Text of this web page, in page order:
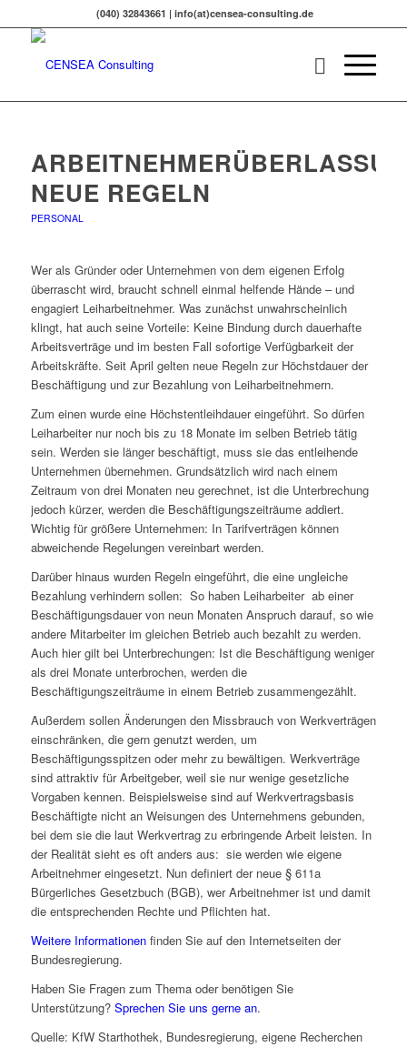
(040) 32843661 | info(at)censea-consulting.de
NEUE REGELN
PERSONAL
Wer als Gründer oder Unternehmen von dem eigenen Erfolg
überrascht wird, braucht schnell einmal helfende Hände – und
engagiert Leiharbeitnehmer. Was zunächst unwahrscheinlich
klingt, hat auch seine Vorteile: Keine Bindung durch dauerhafte
Arbeitsverträge und im besten Fall sofortige Verfügbarkeit der
Arbeitskräfte. Seit April gelten neue Regeln zur Höchstdauer der
Beschäftigung und zur Bezahlung von Leiharbeitnehmern.
Zum einen wurde eine Höchstentleihdauer eingeführt. So dürfen
Leiharbeiter nur noch bis zu 18 Monate im selben Betrieb tätig
sein. Werden sie länger beschäftigt, muss sie das entleihende
Unternehmen übernehmen. Grundsätzlich wird nach einem
Zeitraum von drei Monaten neu gerechnet, ist die Unterbrechung
jedoch kürzer, werden die Beschäftigungszeiträume addiert.
Wichtig für größere Unternehmen: In Tarifverträgen können
abweichende Regelungen vereinbart werden.
Darüber hinaus wurden Regeln eingeführt, die eine ungleiche
Bezahlung verhindern sollen: So haben Leiharbeiter ab einer
Beschäftigungsdauer von neun Monaten Anspruch darauf, so wie
andere Mitarbeiter im gleichen Betrieb auch bezahlt zu werden.
Auch hier gilt bei Unterbrechungen: Ist die Beschäftigung weniger
als drei Monate unterbrochen, werden die
Beschäftigungszeiträume in einem Betrieb zusammengezählt.
Außerdem sollen Änderungen den Missbrauch von Werkverträgen
einschränken, die gern genutzt werden, um
Beschäftigungsspitzen oder mehr zu bewältigen. Werkverträge
sind attraktiv für Arbeitgeber, weil sie nur wenige gesetzliche
Vorgaben kennen. Beispielsweise sind auf Werkvertragsbasis
Beschäftigte nicht an Weisungen des Unternehmens gebunden,
bei dem sie die laut Werkvertrag zu erbringende Arbeit leisten. In
der Realität sieht es oft anders aus: sie werden wie eigene
Arbeitnehmer eingesetzt. Nun definiert der neue § 611a
Bürgerliches Gesetzbuch (BGB), wer Arbeitnehmer ist und damit
die entsprechenden Rechte und Pflichten hat.
Weitere Informationenfinden Sie auf den Internetseiten der
Bundesregierung.
Haben Sie Fragen zum Thema oder benötigen Sie
Unterstützung? Sprechen Sie uns gerne an.
Quelle: KfW Starthothek, Bundesregierung, eigene Recherchen